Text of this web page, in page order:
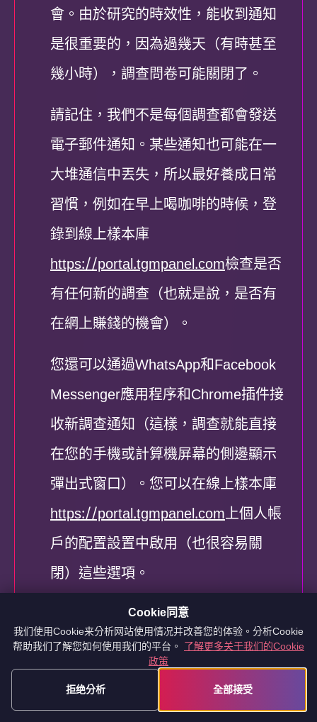
會。由於研究的時效性，能收到通知
是很重要的，因為過幾天（有時甚至
幾小時），調查問卷可能關閉了。
請記住，我們不是每個調查都會發送
電子郵件通知。某些通知也可能在一
大堆通信中丟失，所以最好養成日常
習慣，例如在早上喝咖啡的時候，登
錄到線上樣本庫
https://portal.tgmpanel.com檢查是否
有任何新的調查（也就是說，是否有
在網上賺錢的機會）。
您還可以通過WhatsApp和Facebook
Messenger應用程序和Chrome插件接
收新調查通知（這樣，調查就能直接
在您的手機或計算機屏幕的側邊顯示
彈出式窗口）。您可以在線上樣本庫
https://portal.tgmpanel.com上個人帳
戶的配置設置中啟用（也很容易關
閉）這些選項。
第五步就是完成調查。再次，請記
住，要誠實和認真地考慮再提交答
Cookie同意
我们使用Cookie来分析网站使用情况并改善您的体验。分析Cookie
帮助我们了解您如何使用我们的平台。 了解更多关于我们的Cookie
政策
拒绝分析
全部接受